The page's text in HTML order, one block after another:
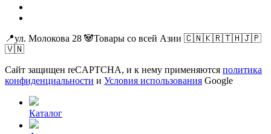
📍ул. Молокова 28 🐼Товары со всей Азии 🇨🇳🇰🇷🇹🇭🇯🇵
🇻🇳
Сайт защищен reCAPTCHA, и к нему применяются политика
конфиденциальности и Условия использования Google
Каталог